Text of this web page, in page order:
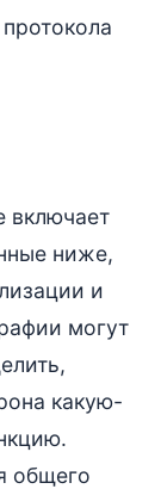
включает
ниже,
и
могут
какую-
общего